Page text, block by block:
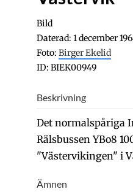
Bild
Daterad: 1 december
Foto: Birger Ekelid
ID: BIEK00949
Beskrivning
Det normalspåriga
Rälsbussen YBo8
"Västervikingen" i
Ämnen